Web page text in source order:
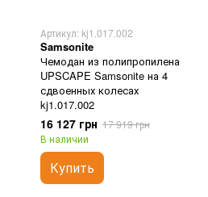
Артикул: kj1.017.002
Samsonite
Чемодан из полипропилена
UPSCAPE Samsonite на 4
сдвоенных колесах
kj1.017.002
16 127 грн 17 919 грн
В наличии
Купить